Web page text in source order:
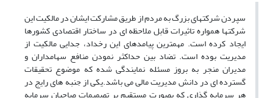
سپردن شرکتهای بزرگ به مردم از طریق مشارکت ایشان در مالکیت این
شرکتها همواره تاثیرات قابل ملاحظه ای در ساختار اقتصادی کشورها
ایجاد کرده است. مهمترین پیامدهای این رخداد، جدایی مالکیت از
مدیریت بوده است. تضاد بین حداکثر نمودن منافع سهامداران و
مدیران منجر به بروز مسئله نمایندگی شده که موضوع تحقیقات
گسترده ای در دانش مدیریت مالی می باشد.یکی از جنبه های رایج در